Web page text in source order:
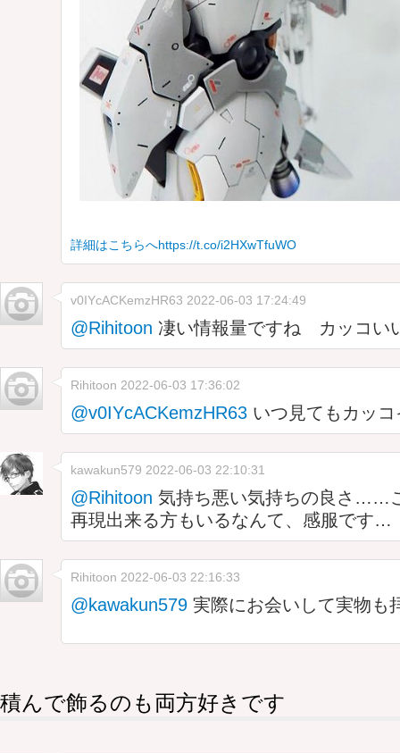
詳細はこちらへhttps://t.co/i2HXwTfuWO
v0IYcACKemzHR63 2022-06-03 17:24:49
@Rihitoon 凄い情報量ですね カッコい
Rihitoon 2022-06-03 17:36:02
@v0IYcACKemzHR63 いつ見てもカッ
kawakun579 2022-06-03 22:10:31
@Rihitoon 気持ち悪い気持ちの良さ……
再現出来る方もいるなんて、感服です…
Rihitoon 2022-06-03 22:16:33
@kawakun579 実際にお会いして実物も
積んで飾るのも両方好きです